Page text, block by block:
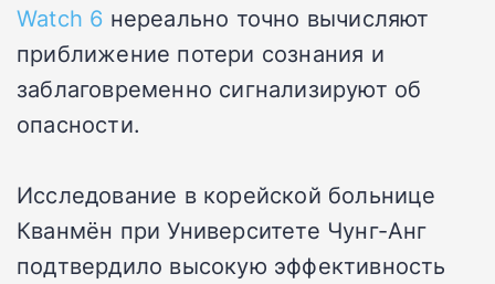
Watch 6 нереально точно вычисляют
приближение потери сознания и
заблаговременно сигнализируют об
опасности.
Исследование в корейской больнице
Кванмён при Университете Чунг-Анг
подтвердило высокую эффективность